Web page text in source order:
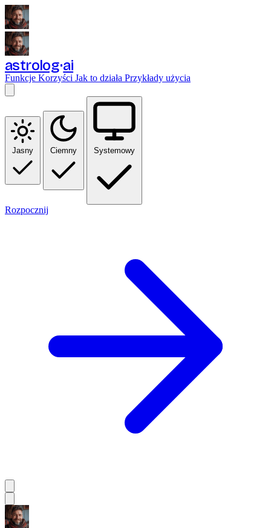
astrolog ai
Funkcje Korzyści Jak to działa Przykłady użycia
Jasny Ciemny Systemowy
Rozpocznij